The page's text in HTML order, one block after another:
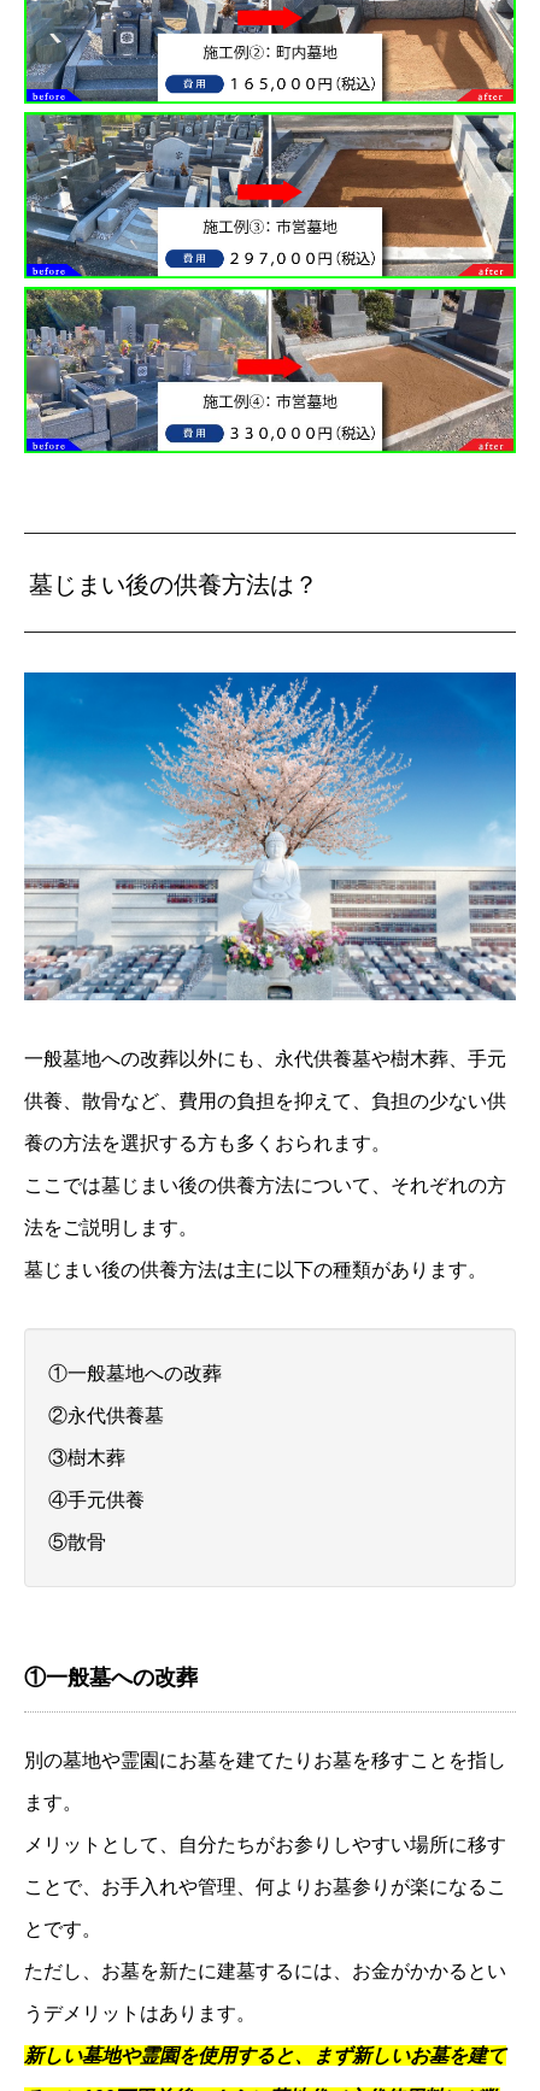
墓じまい後の供養方法は？
一般墓地への改葬以外にも、永代供養墓や樹木葬、手元
供養、散骨など、費用の負担を抑えて、負担の少ない供
養の方法を選択する方も多くおられます。
ここでは墓じまい後の供養方法について、それぞれの方
法をご説明します。
墓じまい後の供養方法は主に以下の種類があります。
①一般墓地への改葬
②永代供養墓
③樹木葬
④手元供養
⑤散骨
①一般墓への改葬
別の墓地や霊園にお墓を建てたりお墓を移すことを指し
ます。
メリットとして、自分たちがお参りしやすい場所に移す
ことで、お手入れや管理、何よりお墓参りが楽になるこ
とです。
ただし、お墓を新たに建墓するには、お金がかかるとい
うデメリットはあります。
新しい墓地や霊園を使用すると、まず新しいお墓を建て